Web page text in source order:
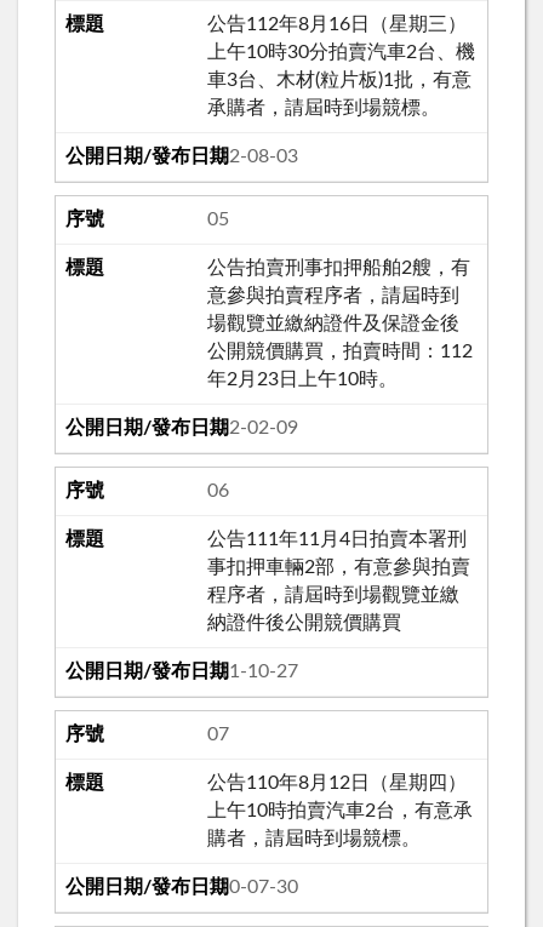
公告112年8月16日（星期三）
上午10時30分拍賣汽車2台、機
車3台、木材(粒片板)1批，有意
承購者，請屆時到場競標。
112-08-03
05
公告拍賣刑事扣押船舶2艘，有
意參與拍賣程序者，請屆時到
場觀覽並繳納證件及保證金後
公開競價購買，拍賣時間：112
年2月23日上午10時。
112-02-09
06
公告111年11月4日拍賣本署刑
事扣押車輛2部，有意參與拍賣
程序者，請屆時到場觀覽並繳
納證件後公開競價購買
111-10-27
07
公告110年8月12日（星期四）
上午10時拍賣汽車2台，有意承
購者，請屆時到場競標。
110-07-30